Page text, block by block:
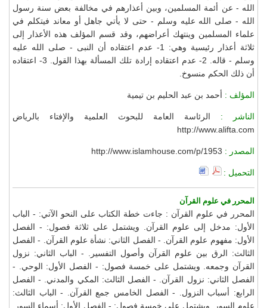
الله - عن أئمة المسلمين، وبين أعذارهم في مخالفة بعض سنة رسول
الله - صلى الله عليه وسلم - حتى لا يأتي جاهل أو معاند فيتكلم في
علماء المسلمين وينتهك أعراضهم، وقد قسم المؤلف هذه الأعذار إلى
ثلاثة أعذار رئيسية وهي: 1- عدم اعتقاده أن النبى - صلى الله عليه
وسلم - قاله. 2- عدم اعتقاده إرادة تلك المسألة بهذا القول. 3- اعتقاده
أن ذلك الحكم منسوخ.
المؤلف : أحمد بن عبد الحليم بن تيمية
الناشر : الرئاسة العامة للبحوث العلمية والإفتاء بالرياض
http://www.alifta.com
المصدر : http://www.islamhouse.com/p/1953
التحميل :
المحرر في علوم القرآن
المحرر في علوم القرآن : جاءت خطة الكتاب على النحو الآتي: - الباب
الأول: مدخل إلى علوم القرآن. ويشتمل على ثلاثة فصول: - الفصل
الأول: مفهوم علوم القرآن. - الفصل الثاني: نشأة علوم القرآن. - الفصل
الثالث: الرق بين علوم القرآن وأصول التفسير. - الباب الثاني: نزول
القرآن وجمعه. ويشتمل على خمسة فصول: - الفصل الأول: الوحي. -
الفصل الثاني: نزول القرآن. - الفصل الثالث: المكي والمدني. - الفصل
الرابع: أسباب النزول. - الفصل الخامس جمع القرآن. - الباب الثالث:
علوم السور. ويشتمل على خمسة فصول: - الفصل الأول: أسماء السور.